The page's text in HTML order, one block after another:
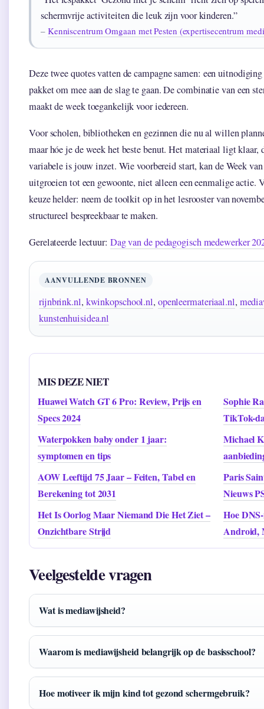
schermvrije activiteiten die leuk zijn voor kinderen.”
– Kenniscentrum Omgaan met Pesten (expertisecentrum
Deze twee quotes vatten de campagne samen: een
pakket om mee aan de slag te gaan. De combinatie van een
maakt de week toegankelijk voor iedereen.
Voor scholen, bibliotheken en gezinnen die nu al willen
maar hóe je de week het beste benut. Het materiaal ligt klaar,
variabele is jouw inzet. Wie voorbereid start, kan de Week
uitgroeien tot een gewoonte, niet alleen een eenmalige actie.
keuze helder: neem de toolkit op in het lesrooster van
structureel bespreekbaar te maken.
Gerelateerde lectuur: Dag van de pedagogisch medewerker
AANVULLENDE BRONNEN
rijnbrink.nl, kwinkopschool.nl, openleermateriaal.nl,
kunstenhuisidea.nl
MIS DEZE NIET
Huawei Watch GT 6 Pro: Review, Prijs en
Specs 2024
Sophie
TikTok-
Waterpokken baby onder 1 jaar:
symptomen en tips
Michael
AOW Leeftijd 75 Jaar – Feiten, Tabel en
Berekening tot 2031
Paris
Nieuws
Het Is Oorlog Maar Niemand Die Het Ziet –
Onzichtbare Strijd
Hoe
Android,
Veelgestelde vragen
Wat is mediawijsheid?
Waarom is mediawijsheid belangrijk op de basisschool?
Hoe motiveer ik mijn kind tot gezond schermgebruik?